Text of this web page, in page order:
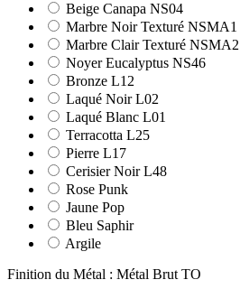
Beige Canapa NS04
Marbre Noir Texturé NSMA1
Marbre Clair Texturé NSMA2
Noyer Eucalyptus NS46
Bronze L12
Laqué Noir L02
Laqué Blanc L01
Terracotta L25
Pierre L17
Cerisier Noir L48
Rose Punk
Jaune Pop
Bleu Saphir
Argile
Finition du Métal : Métal Brut TO